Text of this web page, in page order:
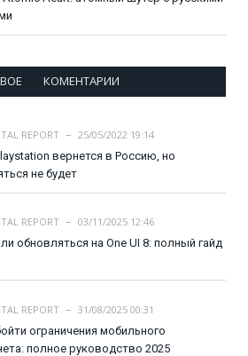
КОМЕНТАРИИ
REPORT
25/05/2022 19:14
вернется в Россию, но
не будет
REPORT
03/11/2025 12:46
обновляться на One UI 8: полный гайд
REPORT
31/08/2025 00:31
ограничения мобильного
полное руководство 2025